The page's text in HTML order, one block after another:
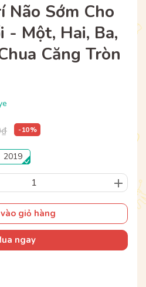
Não Sớm Cho
- Một, Hai, Ba,
Căng Tròn
- 10 %
2019
giỏ hàng
ngay